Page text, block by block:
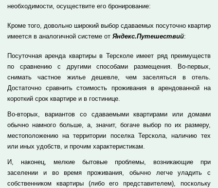
необходимости, осуществите его бронирование:
Кроме того, довольно широкий выбор сдаваемых посуточно квартир
имеется в аналогичной системе от Яндекс.Путешествий:
Посуточная аренда квартиры в Терсколе имеет ряд преимуществ
по сравнению с другими способами размещения. Во-первых,
снимать частное жилье дешевле, чем заселяться в отель.
Достаточно сравнить стоимость проживания в арендованной на
короткий срок квартире и в гостинице.
Во-вторых, вариантов со сдаваемыми квартирами или домами
обычно намного больше, а, значит, богаче выбор по их размеру,
местоположению на территории поселка Терскола, наличию тех
или иных удобств, и прочим характеристикам.
И, наконец, мелкие бытовые проблемы, возникающие при
заселении и во время проживания, обычно легче уладить с
собственником квартиры (либо его представителем), поскольку